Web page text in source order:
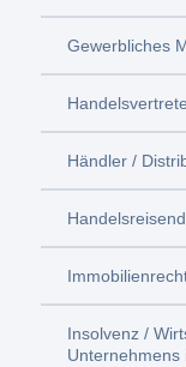
Gewerbliches
Händler /
Insolvenz /
Unternehmens